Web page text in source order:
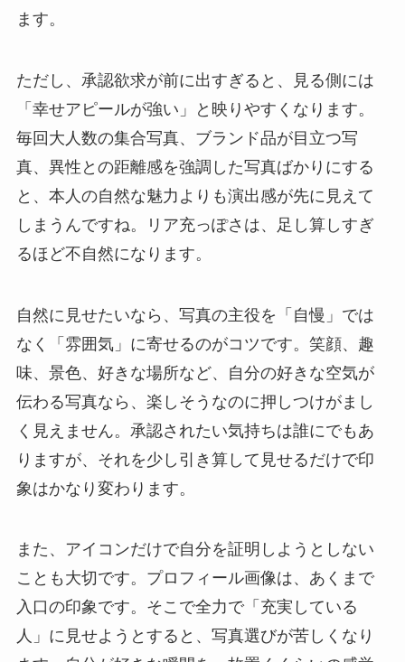
ます。
ただし、承認欲求が前に出すぎると、見る側には
「幸せアピールが強い」と映りやすくなります。
毎回大人数の集合写真、ブランド品が目立つ写
真、異性との距離感を強調した写真ばかりにする
と、本人の自然な魅力よりも演出感が先に見えて
しまうんですね。リア充っぽさは、足し算しすぎ
るほど不自然になります。
自然に見せたいなら、写真の主役を「自慢」では
なく「雰囲気」に寄せるのがコツです。笑顔、趣
味、景色、好きな場所など、自分の好きな空気が
伝わる写真なら、楽しそうなのに押しつけがまし
く見えません。承認されたい気持ちは誰にでもあ
りますが、それを少し引き算して見せるだけで印
象はかなり変わります。
また、アイコンだけで自分を証明しようとしない
ことも大切です。プロフィール画像は、あくまで
入口の印象です。そこで全力で「充実している
人」に見せようとすると、写真選びが苦しくなり